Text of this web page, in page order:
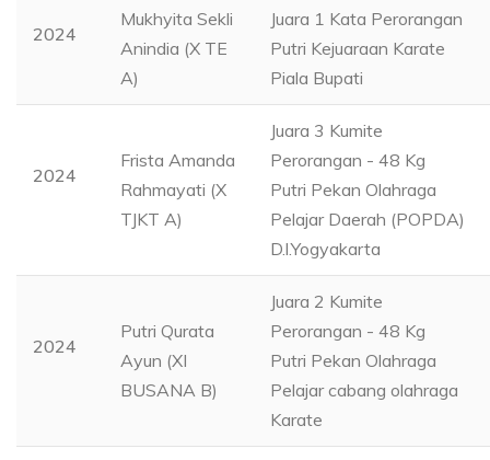
2024
Mukhyita Sekli
Anindia (X TE
A)
Juara 1 Kata Perorangan
Putri Kejuaraan Karate
Piala Bupati
2024
Frista Amanda
Rahmayati (X
TJKT A)
Juara 3 Kumite
Perorangan - 48 Kg
Putri Pekan Olahraga
Pelajar Daerah (POPDA)
D.l.Yogyakarta
2024
Putri Qurata
Ayun (XI
BUSANA B)
Juara 2 Kumite
Perorangan - 48 Kg
Putri Pekan Olahraga
Pelajar cabang olahraga
Karate